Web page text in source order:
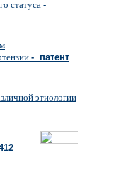
статуса -
- патент
этиологии